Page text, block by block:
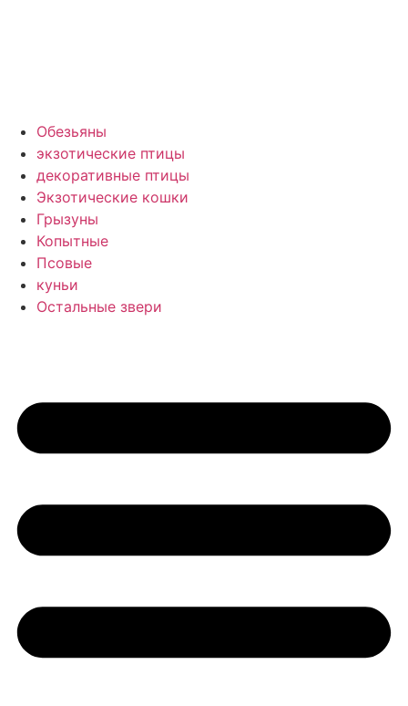
Обезьяны
экзотические птицы
декоративные птицы
Экзотические кошки
Грызуны
Копытные
Псовые
куньи
Остальные звери